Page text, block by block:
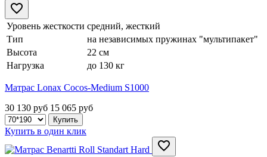
Уровень жесткости средний, жесткий
Тип
на независимых пружинах "мультипакет"
Высота
22 см
Нагрузка
до 130 кг
Матрас Lonax Cocos-Medium S1000
30 130 руб 15 065 руб
Купить в один клик